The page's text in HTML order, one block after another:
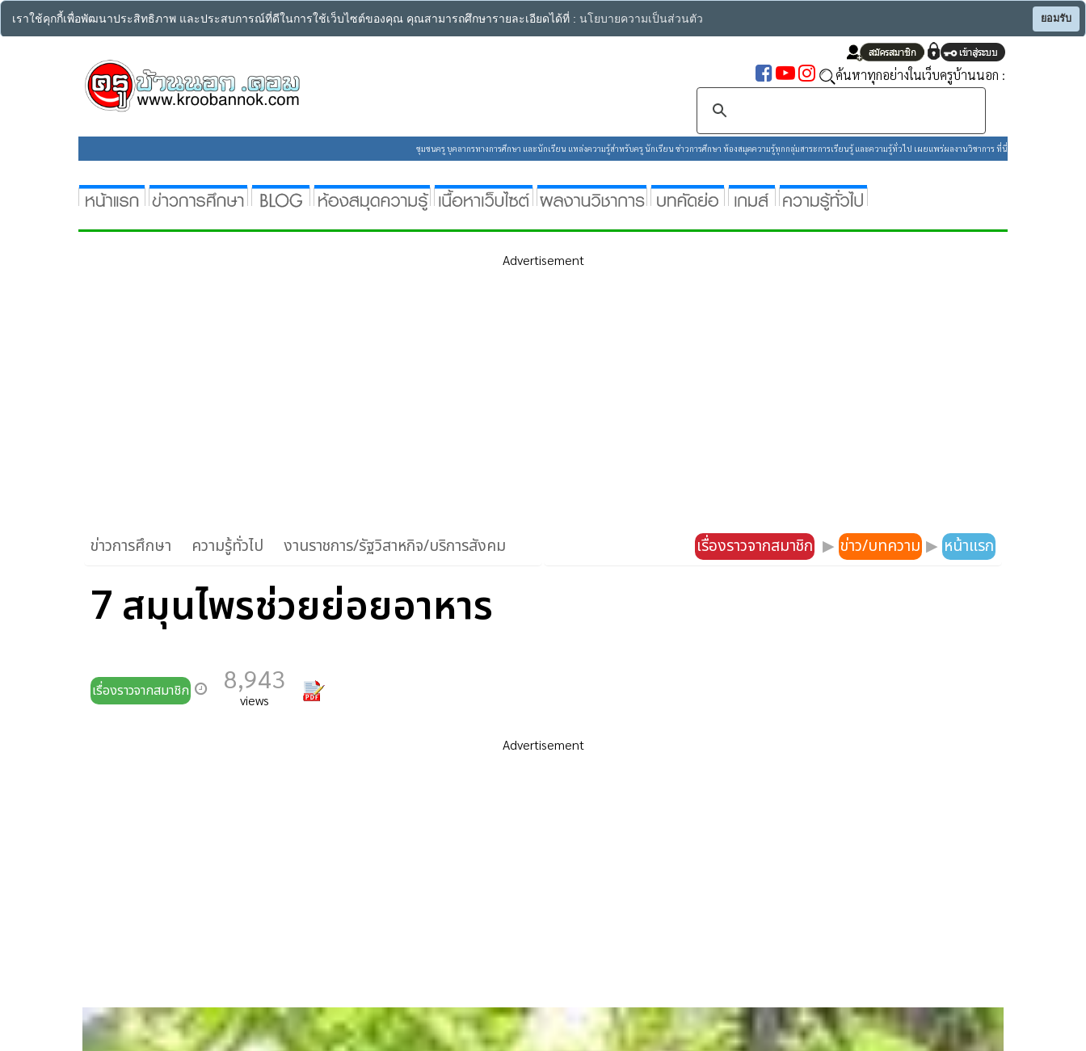
เราใช้คุกกี้เพื่อพัฒนาประสิทธิภาพ และประสบการณ์ที่ดีในการใช้เว็บไซต์ของคุณ คุณสามารถศึกษารายละเอียดได้ที่ : นโยบายความเป็นส่วนตัว ยอมรับ
ค้นหาทุกอย่างในเว็บครูบ้านนอก :
ชุมชนครู บุคลากรทางการศึกษา และนักเรียน แหล่งความรู้สำหรับครู นักเรียน ข่าวการศึกษา ห้องสมุดความรู้ทุกกลุ่มสาระการเรียนรู้ และความรู้ทั่วไป เผยแพร่ผลงานวิชาการ ที่นี่
Advertisement
ข่าวการศึกษา ความรู้ทั่วไป งานราชการ/รัฐวิสาหกิจ/บริการสังคม เรื่องราวจากสมาชิก ▶ ข่าว/บทความ ▶ หน้าแรก
7 สมุนไพรช่วยย่อยอาหาร
เรื่องราวจากสมาชิก 8,943
views
Advertisement